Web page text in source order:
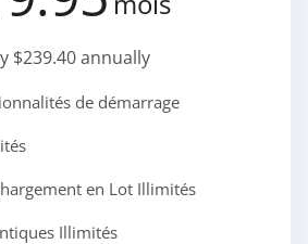
$239.40 annually
de démarrage
en Lot Illimités
Illimités